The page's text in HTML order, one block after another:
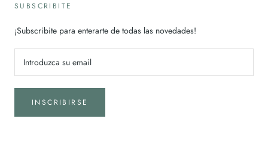
SUBSCRIBITE
¡Subscribite para enterarte de todas las novedades!
INSCRIBIRSE